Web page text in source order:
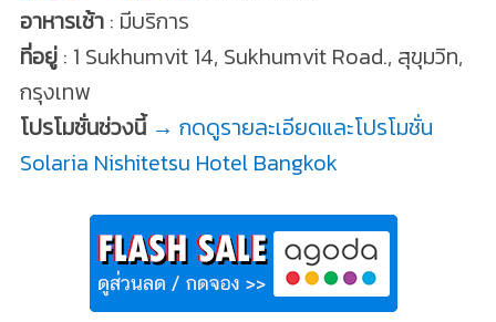
อาหารเช้า: มีบริการ
ที่อยู่: 1 Sukhumvit 14, Sukhumvit Road., สุขุมวิท,
กรุงเทพ
โปรโมชั่นช่วงนี้ → กดดูรายละเอียดและโปรโมชั่น
Solaria Nishitetsu Hotel Bangkok